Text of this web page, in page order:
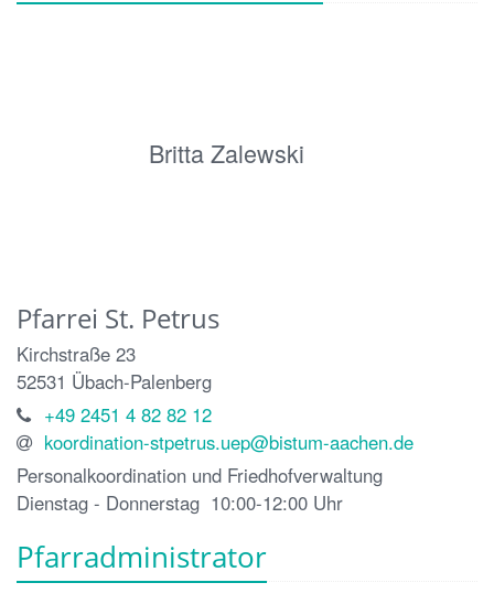
Britta Zalewski
Pfarrei St. Petrus
Kirchstraße 23
52531 Übach-Palenberg
+49 2451 4 82 82 12
koordination-stpetrus.uep@bistum-aachen.de
Personalkoordination und Friedhofverwaltung
Dienstag - Donnerstag 10:00-12:00 Uhr
Pfarradministrator